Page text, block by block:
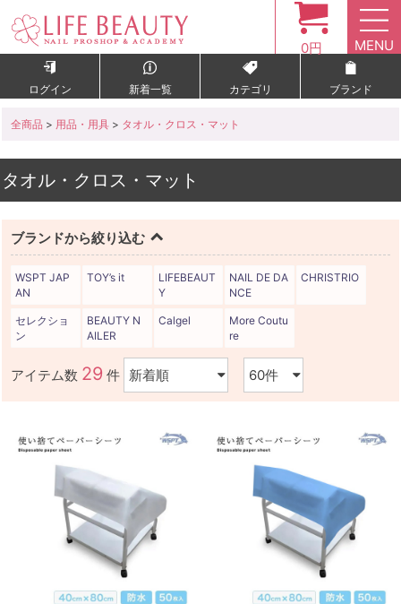
0円 MENU
ログイン 新着一覧 カテゴリ ブランド
全商品 > 用品・用具 > タオル・クロス・マット
タオル・クロス・マット
ブランドから絞り込む
WSPT JAP
AN
TOY’s it
LIFEBEAUT
Y
NAIL DE DA
NCE
CHRISTRIO
セレクショ
ン
BEAUTY N
AILER
Calgel
More Coutu
re
アイテム数 29 件